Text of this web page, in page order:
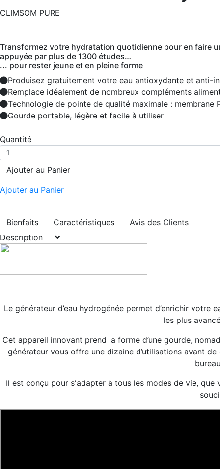
CLIMSOM PURE
Transformez votre hydratation quotidienne pour en faire
appuyée par plus de 1300 études…
... pour rester jeune et en pleine forme
Produisez gratuitement votre eau antioxydante et anti-
Remplace idéalement de nombreux compléments
Technologie de pointe de qualité maximale : membrane
Gourde portable, légère et facile à utiliser
Quantité
Ajouter au Panier
Ajouter au Panier
Bienfaits Caractéristiques
Avis des Clients
Description
Le générateur d’eau hydrogénée permet d’enrichir
les plus
Cet appareil innovant prend la forme d’une gourde,
générateur vous offre une dizaine d’utilisations avant
Il est conçu pour s'adapter à tous les modes de vie,